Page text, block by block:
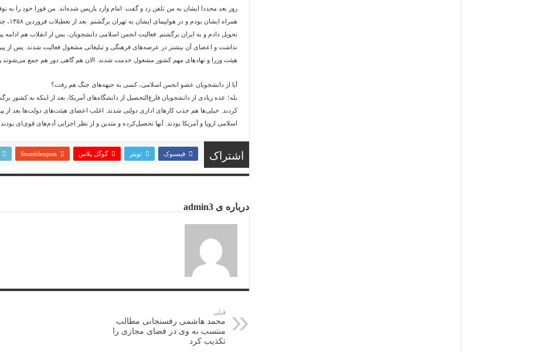
روز بعد مجددا ایشان به من تلفن زد و گفت: امام وارد پاریس شده‌اند. من فورا خود را به
همراه
تحویل دادم و به ایران برگشتم. فعالیت انجمن اسلامی دانشجویان، پس از انقلاب هم ادامه
نداشت و اعضای آن بیشتر در عرصه‌های فرهنگی و تبلیغاتی مشغول فعالیت شدند. پس از
هیئت وزرا و نهادهای مهم کشور مشغول خدمت شدند. الان هم گاهی دور هم جمع می‌شوند و
آیا از دانشجویان عضو انجمن اسلامی، کسی به جبهه‌های جنگ هم رفت؟
بله؛ عده زیادی از دانشجویان فارغ‌التحصیل از دانشگاه‌های آمریکا، بعد از اینکه به کشور
کردند. خیلی‌ها هم جذب کارهای اداری دولتی شدند. اغلب اعضای هیئت‌های دولت‌ها بعد از
اسلامی اروپا و آمریکا بودند. آنها تحصیل‌کرده و متدین و از نظر اجرایی آدم‌های قوی‌ای
اشتراک فیسبوک تویتر گوگل پلاس Stumbleupon
درباره ی admin3
قبلی
محمد هاشمی رفسنجانی مطالب
منتسب به وی در فضای مجازی را
تکذیب کرد